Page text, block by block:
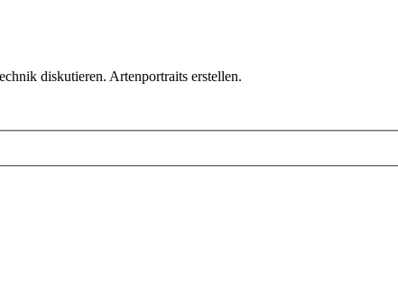
diskutieren. Artenportraits erstellen.